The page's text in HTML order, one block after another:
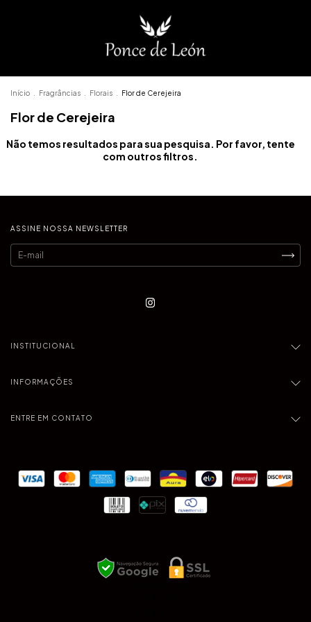
Início Fragrâncias Florais Flor de Cerejeira
Flor de Cerejeira
Não temos resultados para sua pesquisa. Por favor, tente
com outros filtros.
ASSINE NOSSA NEWSLETTER
INSTITUCIONAL
INFORMAÇÕES
ENTRE EM CONTATO